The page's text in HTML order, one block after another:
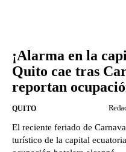
¡Alarma en la
Quito cae tras
reportan
QUITO
El reciente feriado de
turístico de la capital